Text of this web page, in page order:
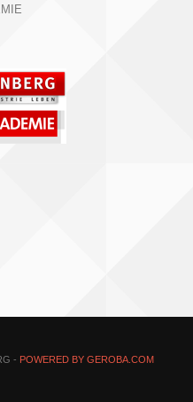
- POWERED BY GEROBA.COM